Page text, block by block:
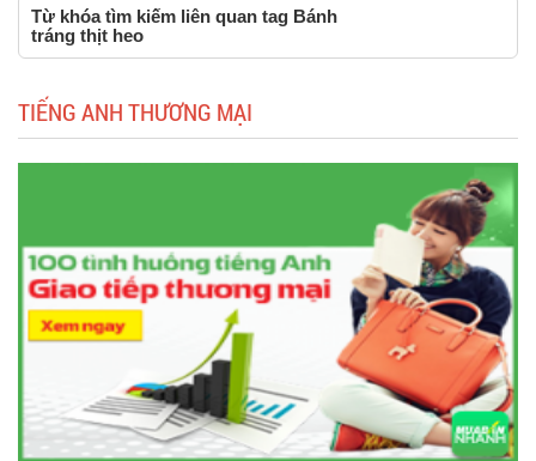
Từ khóa tìm kiếm liên quan tag Bánh
tráng thịt heo
TIẾNG ANH THƯƠNG MẠI